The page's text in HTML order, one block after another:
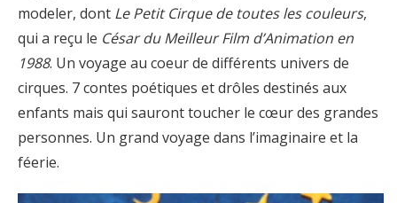
modeler, dont Le Petit Cirque de toutes les couleurs,
qui a reçu le César du Meilleur Film d’Animation en
1988. Un voyage au coeur de différents univers de
cirques. 7 contes poétiques et drôles destinés aux
enfants mais qui sauront toucher le cœur des grandes
personnes. Un grand voyage dans l’imaginaire et la
féerie.